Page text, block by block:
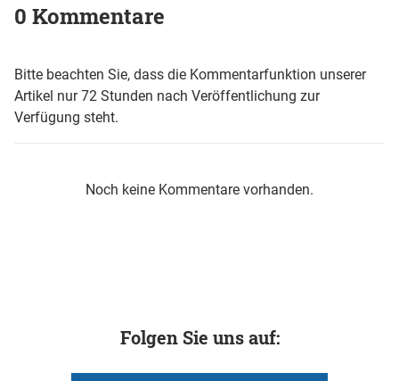
0 Kommentare
Bitte beachten Sie, dass die Kommentarfunktion unserer
Artikel nur 72 Stunden nach Veröffentlichung zur
Verfügung steht.
Noch keine Kommentare vorhanden.
Folgen Sie uns auf: